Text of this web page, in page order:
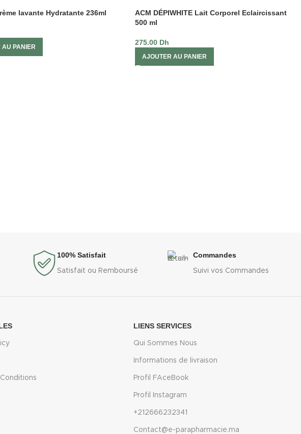
lavante Hydratante 236ml
PANIER
ACM DÉPIWHITE Lait Corporel Eclaircissant
500 ml
275.00 Dh
AJOUTER AU PANIER
100% Satisfait
Satisfait ou Remboursé
Commandes
Suivi vos Commandes
LIENS SERVICES
Qui Sommes Nous
Informations de livraison
Profil FAceBook
Profil Instagram
+212666232341
Contact@e-parapharmacie.ma